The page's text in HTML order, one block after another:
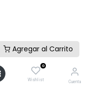
Agregar al Carrito
0
Wishlist Cuenta
Comprar ahora